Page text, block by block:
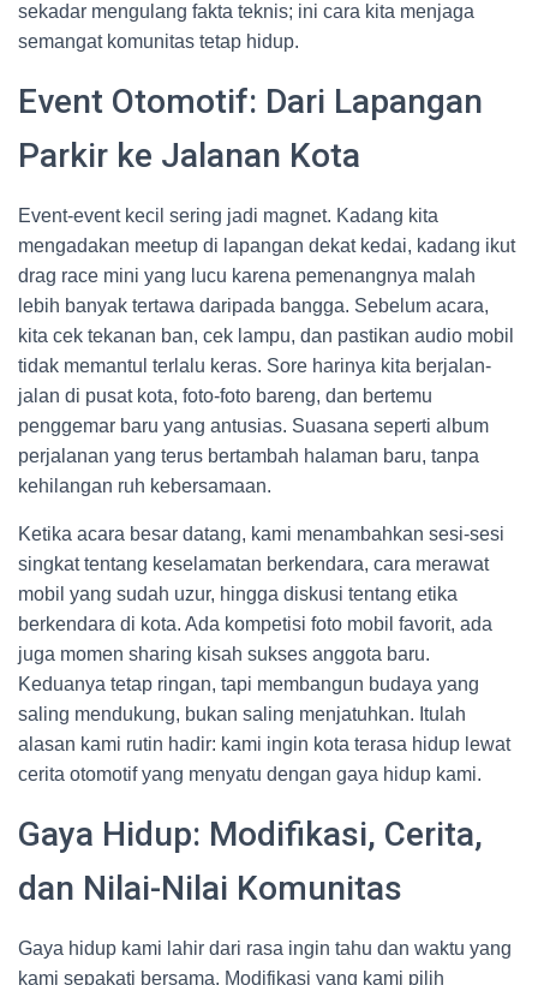
sekadar mengulang fakta teknis; ini cara kita menjaga
semangat komunitas tetap hidup.
Event Otomotif: Dari Lapangan
Parkir ke Jalanan Kota
Event-event kecil sering jadi magnet. Kadang kita
mengadakan meetup di lapangan dekat kedai, kadang ikut
drag race mini yang lucu karena pemenangnya malah
lebih banyak tertawa daripada bangga. Sebelum acara,
kita cek tekanan ban, cek lampu, dan pastikan audio mobil
tidak memantul terlalu keras. Sore harinya kita berjalan-
jalan di pusat kota, foto-foto bareng, dan bertemu
penggemar baru yang antusias. Suasana seperti album
perjalanan yang terus bertambah halaman baru, tanpa
kehilangan ruh kebersamaan.
Ketika acara besar datang, kami menambahkan sesi-sesi
singkat tentang keselamatan berkendara, cara merawat
mobil yang sudah uzur, hingga diskusi tentang etika
berkendara di kota. Ada kompetisi foto mobil favorit, ada
juga momen sharing kisah sukses anggota baru.
Keduanya tetap ringan, tapi membangun budaya yang
saling mendukung, bukan saling menjatuhkan. Itulah
alasan kami rutin hadir: kami ingin kota terasa hidup lewat
cerita otomotif yang menyatu dengan gaya hidup kami.
Gaya Hidup: Modifikasi, Cerita,
dan Nilai-Nilai Komunitas
Gaya hidup kami lahir dari rasa ingin tahu dan waktu yang
kami sepakati bersama. Modifikasi yang kami pilih